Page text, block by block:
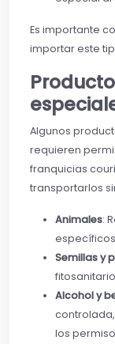
Es importante
importar este
Algunos
requieren
franquicias
transportarlos
Animales:
Semillas y
Alcohol y
los